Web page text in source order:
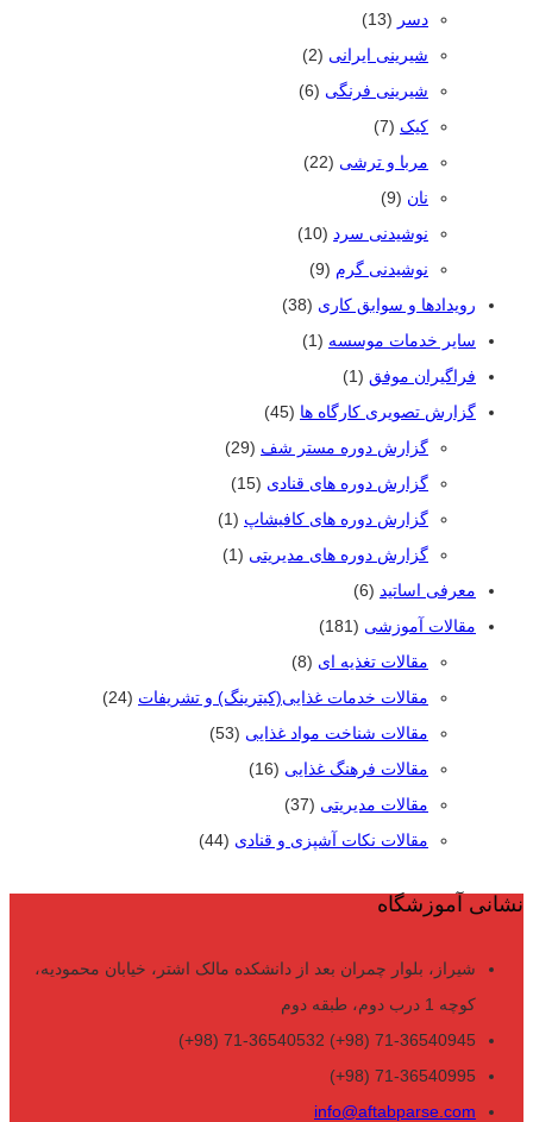
دسر (13)
شیرینی ایرانی (2)
شیرینی فرنگی (6)
کیک (7)
مربا و ترشی (22)
نان (9)
نوشیدنی سرد (10)
نوشیدنی گرم (9)
رویدادها و سوابق کاری (38)
سایر خدمات موسسه (1)
فراگیران موفق (1)
گزارش تصویری کارگاه ها (45)
گزارش دوره مستر شف (29)
گزارش دوره های قنادی (15)
گزارش دوره های کافیشاپ (1)
گزارش دوره های مدیریتی (1)
معرفی اساتید (6)
مقالات آموزشی (181)
مقالات تغذیه ای (8)
مقالات خدمات غذایی(کیترینگ) و تشریفات (24)
مقالات شناخت مواد غذایی (53)
مقالات فرهنگ غذایی (16)
مقالات مدیریتی (37)
مقالات نکات آشپزی و قنادی (44)
نشانی آموزشگاه
شیراز، بلوار چمران بعد از دانشکده مالک اشتر، خیابان محمودیه،
کوچه 1 درب دوم، طبقه دوم
71-36540945 (98+) 71-36540532 (98+)
71-36540995 (98+)
info@aftabparse.com